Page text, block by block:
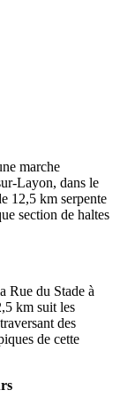
marche
Layon, dans le
12,5 km serpente
section de haltes
Rue du Stade à
km suit les
des
de cette